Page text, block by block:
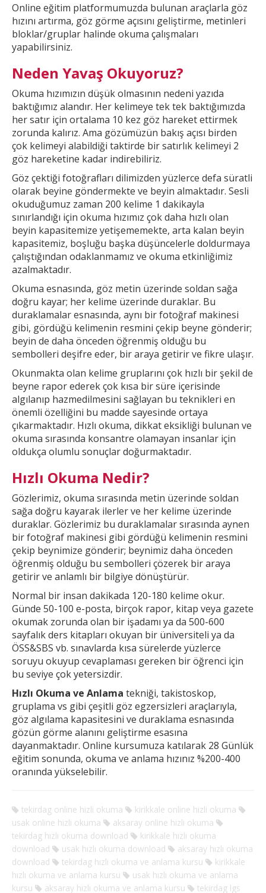
Online eğitim platformumuzda bulunan araçlarla göz
hızını artırma, göz görme açısını geliştirme, metinleri
bloklar/gruplar halinde okuma çalışmaları
yapabilirsiniz.
Neden Yavaş Okuyoruz?
Okuma hızımızın düşük olmasının nedeni yazıda
baktığımız alandır. Her kelimeye tek tek baktığımızda
her satır için ortalama 10 kez göz hareket ettirmek
zorunda kalırız. Ama gözümüzün bakış açısı birden
çok kelimeyi alabildiği taktirde birsatırlık kelimeyi 2
göz hareketine kadar indirebiliriz.
Göz çektiği fotoğrafları dilimizden yüzlerce defa süratli
olarak beyine göndermekte ve beyin almaktadır. Sesli
okuduğumuz zaman 200 kelime 1 dakikayla
sınırlandığı için okuma hızımız çok daha hızlı olan
beyin kapasitemize yetişememekte, arta kalan beyin
kapasitemiz, boşluğu başka düşüncelerle doldurmaya
çalıştığından odaklanmamız ve okuma etkinliğimiz
azalmaktadır.
Okuma esnasında, göz metin üzerinde soldan sağa
doğru kayar; her kelime üzerinde duraklar. Bu
duraklamalar esnasında, aynı bir fotoğraf makinesi
gibi, gördüğü kelimenin resmini çekip beyne gönderir;
beyin de daha önceden öğrenmiş olduğu bu
sembolleri deşifre eder, bir araya getirir ve fikre ulaşır.
Okunmakta olan kelime gruplarını çok hızlı bir şekil de
beyne rapor ederek çok kısa bir süre içerisinde
algılanıp hazmedilmesini sağlayan bu teknikleri en
önemli özelliğini bu madde sayesinde ortaya
çıkarmaktadır. Hızlı okuma, dikkateksikliği bulunan ve
okuma sırasında konsantre olamayan insanlar için
oldukça olumlu sonuçlar doğurmaktadır.
Hızlı Okuma Nedir?
Gözlerimiz, okuma sırasında metin üzerinde soldan
sağa doğru kayarak ilerler ve her kelime üzerinde
duraklar. Gözlerimiz bu duraklamalar sırasında aynen
bir fotoğraf makinesi gibi gördüğü kelimenin resmini
çekip beynimize gönderir; beynimiz daha önceden
öğrenmiş olduğu bu sembolleri çözerek bir araya
getirir ve anlamlı bir bilgiye dönüştürür.
Normal bir insan dakikada 120-180 kelime okur.
Günde 50-100 e-posta, birçok rapor, kitap veya gazete
okumak zorunda olan bir işadamı ya da 500-600
sayfalık ders kitapları okuyan bir üniversiteli ya da
ÖSS&SBS vb. sınavlarda kısa sürelerde yüzlerce
soruyu okuyup cevaplaması gereken bir öğrenci için
bu seviye çok yetersizdir.
Hızlı Okuma ve Anlama tekniği, takistoskop,
gruplama vs gibi çeşitli göz egzersizleri araçlarıyla,
göz algılama kapasitesini ve duraklama esnasında
gözün görme alanını geliştirme esasına
dayanmaktadır. Online kursumuza katılarak 28 Günlük
eğitim sonunda, okuma ve anlama hızınız %200-400
oranında yükselebilir.
tekirdag online hizli okuma
kirikkale online hizli okuma
usak online hizli okuma
aksaray online hizli okuma
tekirdag hızlı okuma download
kirikkale hızlı okuma
download
usak hızlı okuma download
aksaray hızlı okuma
download
tekirdag hızlı okuma ve anlama kursu
kirikkale
hızlı okuma ve anlama kursu
usak hızlı okuma ve anlama
kursu
aksaray hızlı okuma ve anlama kursu tekirdag lgs